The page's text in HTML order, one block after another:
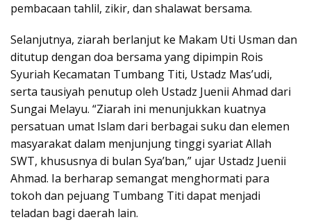
pembacaan tahlil, zikir, dan shalawat bersama.
Selanjutnya, ziarah berlanjut ke Makam Uti Usman dan
ditutup dengan doa bersama yang dipimpin Rois
Syuriah Kecamatan Tumbang Titi, Ustadz Mas’udi,
serta tausiyah penutup oleh Ustadz Juenii Ahmad dari
Sungai Melayu. “Ziarah ini menunjukkan kuatnya
persatuan umat Islam dari berbagai suku dan elemen
masyarakat dalam menjunjung tinggi syariat Allah
SWT, khususnya di bulan Sya’ban,” ujar Ustadz Juenii
Ahmad. Ia berharap semangat menghormati para
tokoh dan pejuang Tumbang Titi dapat menjadi
teladan bagi daerah lain.